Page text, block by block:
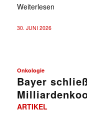
Weiterlesen
30. JUNI 2026
Onkologie
Bayer
ARTIKEL